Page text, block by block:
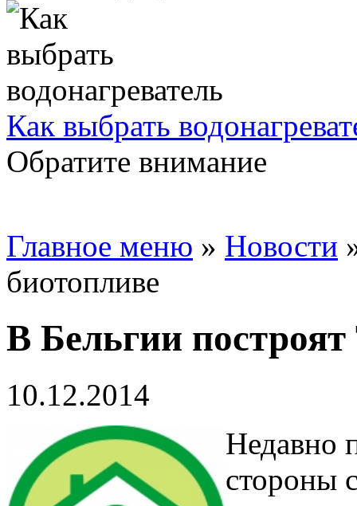
Как выбрать
Обратите внимание
Главное меню » Новости
биотопливе
В Бельгии
10.12.2014
Недавно
стороны